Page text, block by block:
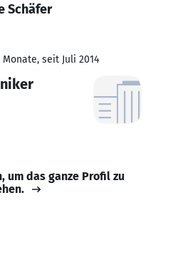
Schäfer
Monate, seit Juli 2014
um das ganze Profil zu